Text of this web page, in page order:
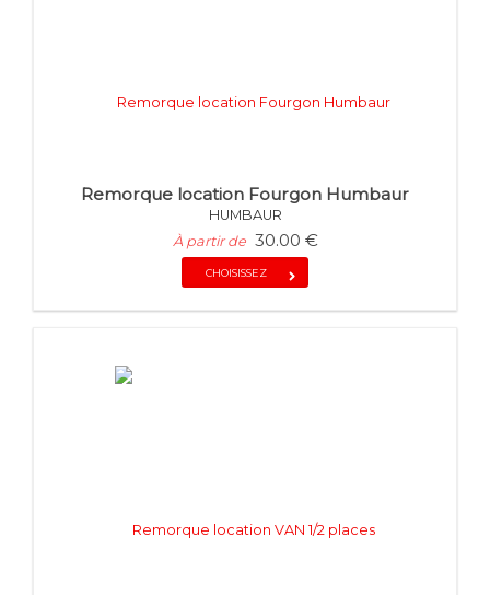
Remorque location Fourgon Humbaur
HUMBAUR
À partir de 30.00 €
CHOISISSEZ